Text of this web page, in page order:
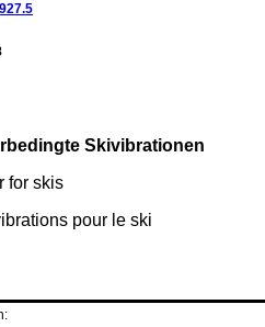
Skivibrationen
for skis
pour le ski